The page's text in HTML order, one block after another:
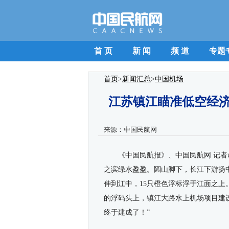
首 页 新 闻 频 道 专题
首页>新闻汇总>中国机场
江苏镇江瞄准低空经
来源： 中国民航网
《中国民航报》、 中国民航网 记
之滨绿水盈盈。圌山脚下，长江下游
伸到江中，15只橙色浮标浮于江面之上
的浮码头上，镇江大路水上机场项目
终于建成了！”